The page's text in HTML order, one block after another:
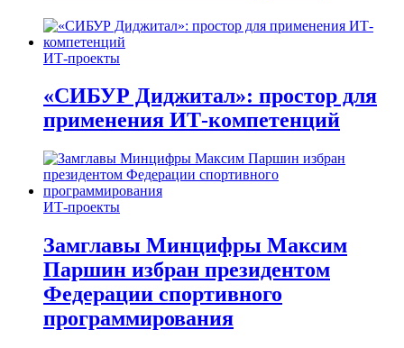
ИТ-проекты
«СИБУР Диджитал»: простор для
применения ИТ-компетенций
ИТ-проекты
Замглавы Минцифры Максим
Паршин избран президентом
Федерации спортивного
программирования